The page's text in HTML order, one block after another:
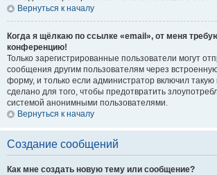
Вернуться к началу
Когда я щёлкаю по ссылке «email», от меня
конференцию!
Только зарегистрированные пользователи могут
сообщения другим пользователям через
форму, и только если администратор включил
сделано для того, чтобы предотвратить
системой анонимными пользователями.
Вернуться к началу
Создание сообщений
Как мне создать новую тему или сообщение?